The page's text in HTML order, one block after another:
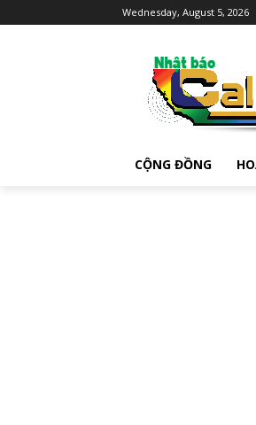
Wednesday, August 5, 2026
CỘNG ĐỒNG